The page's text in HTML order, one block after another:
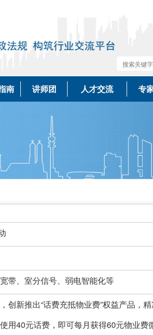
南 讲师团 人才交流 专
带、室分信号、弱电智能化等
创新推出“话费充抵物业费”权益产品，
用40元话费，即可每月获得60元物业费